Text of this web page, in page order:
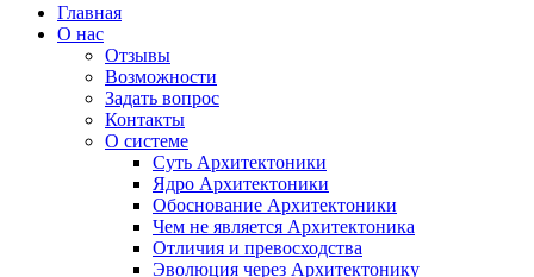
Главная
О нас
Отзывы
Возможности
Задать вопрос
Контакты
О системе
Суть Архитектоники
Ядро Архитектоники
Обоснование Архитектоники
Чем не является Архитектоника
Отличия и превосходства
Эволюция через Архитектонику